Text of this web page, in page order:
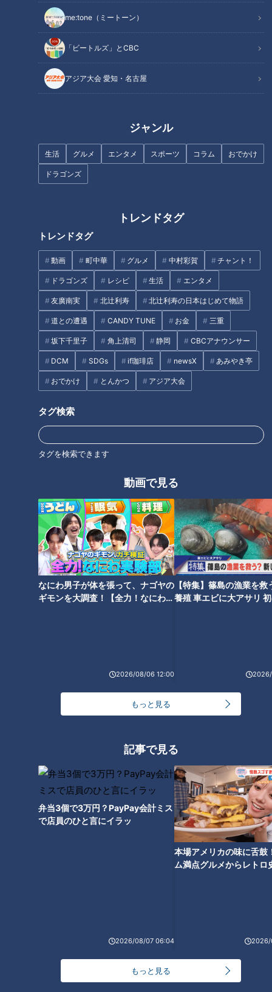
me:tone（ミートーン）
「ビートルズ」とCBC
アジア大会 愛知・名古屋
ジャンル
生活 グルメ エンタメ スポーツ コラム おでかけ
ドラゴンズ
トレンドタグ
トレンドタグ
動画 町中華 グルメ 中村彩賀 チャント！
ドラゴンズ レシピ 生活 エンタメ
友廣南実 北辻利寿 北辻利寿の日本はじめて物語
道との遭遇 CANDY TUNE お金 三重
坂下千里子 角上清司 静岡 CBCアナウンサー
DCM SDGs if珈琲店 newsX あみやき亭
おでかけ とんかつ アジア大会
タグ検索
タグを検索できます
動画で見る
なにわ男子が体を張って、ナゴヤの
ギモンを大調査！【全力！なにわ実
2026/08/06 12:00
【特集】篠島の漁業を救
養殖 車エビに大アサリ
もっと見る
記事で見る
弁当3個で3万円？PayPay会計ミス
で店員のひと言にイラッ
2026/08/07 06:04
本場アメリカの味に舌鼓
ム満点グルメからレトロ
2026/
もっと見る
「味しみ春雨の中華サラダ」の
作り方【キユーピー３分クッキ
近鉄特急「ひのとり」展望席最
前列を初体験
海沿いキャンプ場で夏レジャー
フランス人は菓子店「シャトレ
釣って、さばいて、釜飯まで！
三重・紀北町の「熊野灘臨海公
園」で「産地直送」体験スポッ
話題になった名門ホテルや日本
酒は今… 伊勢志摩サミットのレ
ガシー“遺産”は？ 開催から10年
三重･志摩市の賢島
タグ
エンタメ 7ORDER 地名しりとり 長妻怜央
オススメ関連コンテンツ
地名しりとり初の離島で大苦
戦！“神々の島”と呼ばれる「壱
岐島」へ 無事に宿泊先は見つか
るのか！？
念願の“東京ループ”から脱出す
るも「地名しりとり」81日目で
初の“離島”へ！？
とり相手から「登別」を回避で
きるか？
地名しりとりで大ピンチ！？し
りとり相手が見つからず5時間
経過 「ね」の地名で“九州ルー
プ”脱出なるか
ランキング